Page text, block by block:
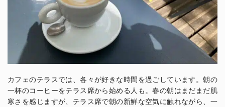
カフェのテラスでは、各々が好きな時間を過ごしています。朝の
一杯のコーヒーをテラス席から始める人も。春の朝はまだまだ肌
寒さを感じますが、テラス席で朝の新鮮な空気に触れながら、一